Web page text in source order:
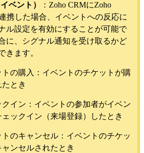
ベント）
：Zoho CRMにZoho
携した場合、イベントへの反応に
ル設定を有効にすることが可能で
に、シグナル通知を受け取るかど
きます。
トの購入：イベントのチケットが購
たとき
クイン：イベントの参加者がイベン
ェックイン（来場登録）したとき
トのキャンセル：イベントのチケッ
ャンセルされたとき